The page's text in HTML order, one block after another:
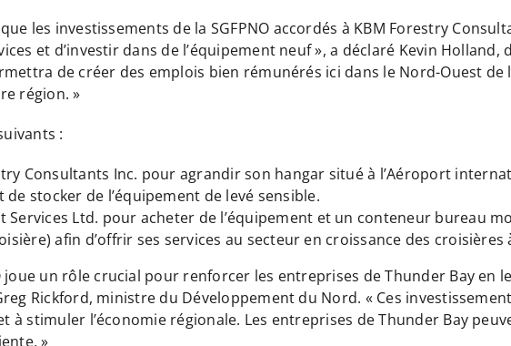
les investissements de la SGFPNO accordés à KBM Forestry
et d’investir dans de l’équipement neuf », a déclaré Kevin Holland,
de créer des emplois bien rémunérés ici dans le Nord-Ouest de
région. »
:
Consultants Inc. pour agrandir son hangar situé à l’Aéroport
stocker de l’équipement de levé sensible.
Services Ltd. pour acheter de l’équipement et un conteneur bureau
afin d’offrir ses services au secteur en croissance des croisières
joue un rôle crucial pour renforcer les entreprises de Thunder Bay
Rickford, ministre du Développement du Nord. « Ces
à stimuler l’économie régionale. Les entreprises de Thunder Bay
»